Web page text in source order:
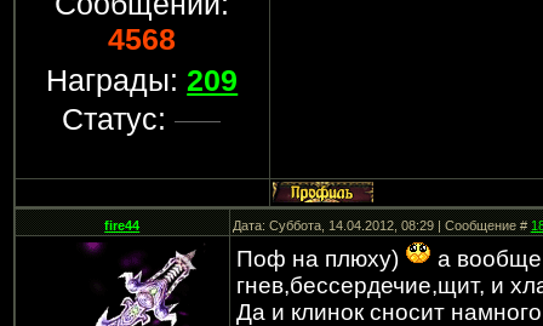
4568
Награды:209
Статус:
fire44 Дата: Суббота, 14.04.2012, 08:29 | Сообщение #
Поф на плюху)
а вообще
гнев,бессердечие,щит, и
Да и клинок сносит